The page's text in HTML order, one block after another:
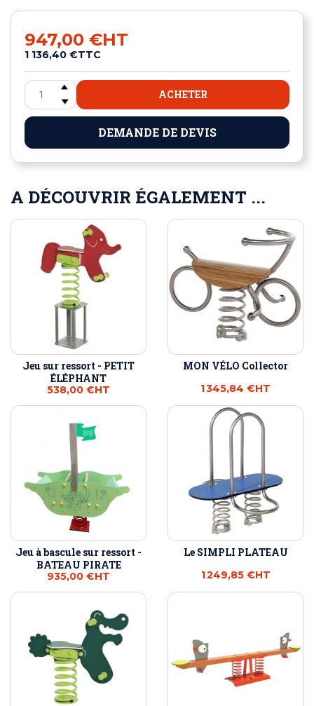
947,00 €HT
1 136,40 €TTC
ACHETER
DEMANDE DE DEVIS
A DÉCOUVRIR ÉGALEMENT ...
Jeu sur ressort - PETIT
ÉLÉPHANT
538,00 €HT
MON VÉLO Collector
1 345,84 €HT
Jeu à bascule sur ressort -
BATEAU PIRATE
935,00 €HT
Le SIMPLI PLATEAU
1 249,85 €HT